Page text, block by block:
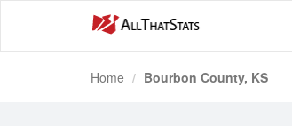
Home Bourbon County, KS